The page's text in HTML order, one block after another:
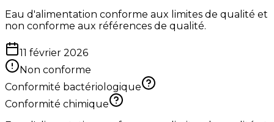
Eau d'alimentation conforme aux limites de qualité et
non conforme aux références de qualité.
11 février 2026
Non conforme
Conformité bactériologique
Conformité chimique